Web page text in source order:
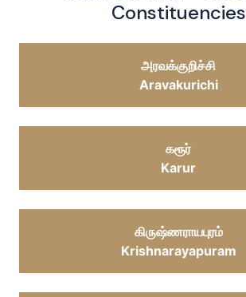
Constituencies
அரவக்குறிச்சி
Aravakurichi
கரூர்
Karur
கிருஷ்ணராயபுரம்
Krishnarayapuram